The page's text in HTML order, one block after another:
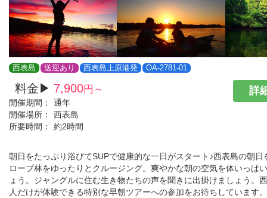
西表島 送迎あり 西表島上原港発 OA-2781-01
料金▶ 7,900円～
開催期間：
通年
開催場所：
西表島
所要時間：
約2時間
詳
朝日をたっぷり浴びてSUPで健康的な一日がスタート♪西表島の朝日
ローブ林をゆったりとクルージング。爽やかな朝の空気を体いっぱ
ょう。ジャングルに住む生き物たちの声を聞きに出掛けましょう。
人だけが体験できる特別な早朝ツアーへの参加をお待ちしています。